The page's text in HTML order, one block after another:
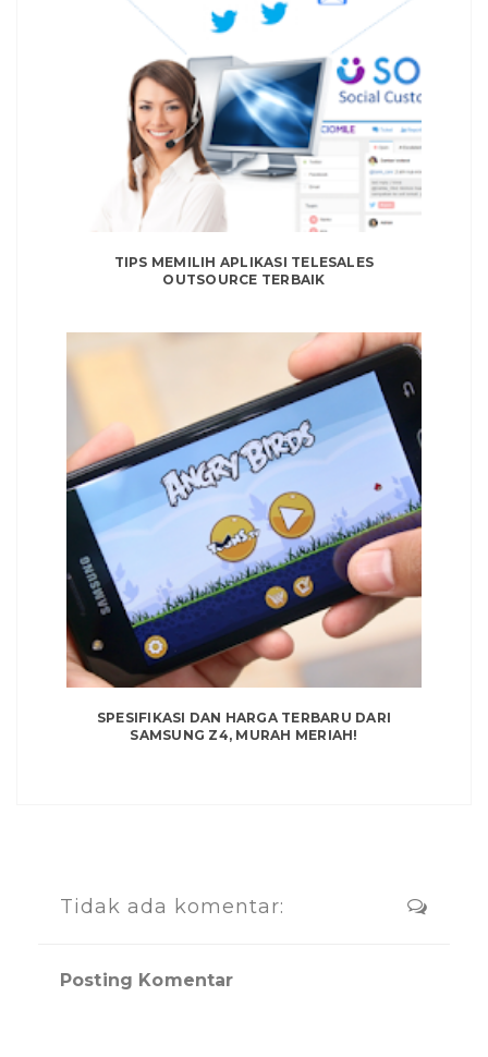
TIPS MEMILIH APLIKASI TELESALES
OUTSOURCE TERBAIK
SPESIFIKASI DAN HARGA TERBARU DARI
SAMSUNG Z4, MURAH MERIAH!
Tidak ada komentar:
Posting Komentar